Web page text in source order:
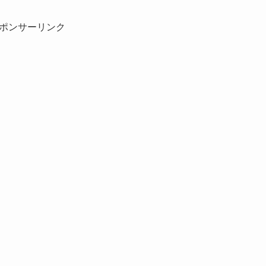
ンサーリンク